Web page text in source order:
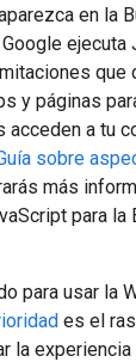
en la
ejecuta
que
y páginas
acceden a tu
sobre
más
para la
para usar la
es el
la